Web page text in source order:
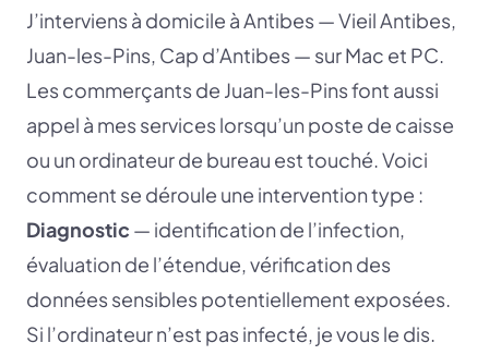
J’interviens à domicile à Antibes — Vieil Antibes,
Juan-les-Pins, Cap d’Antibes — sur Mac et PC.
Les commerçants de Juan-les-Pins font aussi
appel à mes services lorsqu’un poste de caisse
ou un ordinateur de bureau est touché. Voici
comment se déroule une intervention type :
Diagnostic — identification de l’infection,
évaluation de l’étendue, vérification des
données sensibles potentiellement exposées.
Si l’ordinateur n’est pas infecté, je vous le dis.